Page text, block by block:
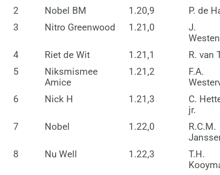
2
Nobel BM 1.20,9
P. de
3
Nitro Greenwood 1.21,0
J.
4
Riet de Wit 1.21,1
R. van
5
Niksmismee
Amice
1.21,2
F.A.
6
Nick H 1.21,3
C.
jr.
7
Nobel 1.22,0
R.C.M.
8
Nu Well 1.22,3
T.H.